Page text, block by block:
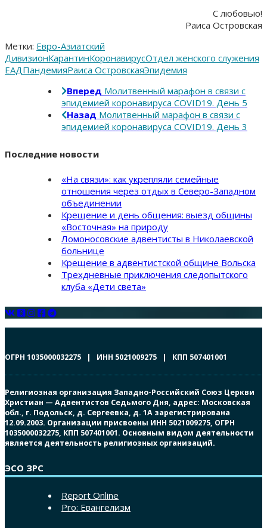
С любовью!
Раиса Островская
Метки: Евро-Азиатский
ДивизионКарантинКоронавирусОтдел женского служения
ЕАДПандемияРаиса ОстровскаяЭпидемия
Вперед Молитвенный марафон в связи с
эпидемией коронавируса COVID19. День 5
Назад Молитвенный марафон в связи с
эпидемией коронавируса COVID19. День 3
Последние новости
«На связи»: как укрепляли семейные
отношения через отдых в Северо-Западном
объединении
Крещение и день общения: выезд общины
«Восточная» на природу
Ломоносовские адвентисты в Николаевской
больнице
Крещение в адвентистской общине Вольска
Трехдневные приключения следопытского
клуба «Дети света»
ОГРН 1035000032275 | ИНН 5021009275 | КПП 507401001
Религиозная организация Западно-Российский Союз Церкви
Христиан — Адвентистов Седьмого Дня, адрес: Московская
обл., г. Подольск, д. Сергеевка, д. 1А зарегистрирована
12.09.2003. Организации присвоены ИНН 5021009275, ОГРН
1035000032275, КПП 507401001. Основным видом деятельности
является деятельность религиозных организаций.
ЭСО ЗРС
Report Online
Pro: Евангелизм